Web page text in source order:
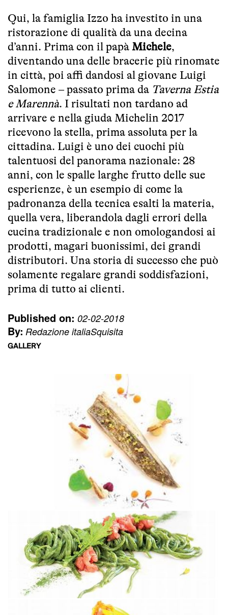
Qui, la famiglia Izzo ha investito in una
ristorazione di qualità da una decina
d’anni. Prima con il papà Michele,
diventando una delle bracerie più rinomate
in città, poi affi dandosi al giovane Luigi
Salomone – passato prima da Taverna Estia
e Marennà. I risultati non tardano ad
arrivare e nella giuda Michelin 2017
ricevono la stella, prima assoluta per la
cittadina. Luigi è uno dei cuochi più
talentuosi del panorama nazionale: 28
anni, con le spalle larghe frutto delle sue
esperienze, è un esempio di come la
padronanza della tecnica esalti la materia,
quella vera, liberandola dagli errori della
cucina tradizionale e non omologandosi ai
prodotti, magari buonissimi, dei grandi
distributori. Una storia di successo che può
solamente regalare grandi soddisfazioni,
prima di tutto ai clienti.
Published on: 02-02-2018
By: Redazione italiaSquisita
GALLERY